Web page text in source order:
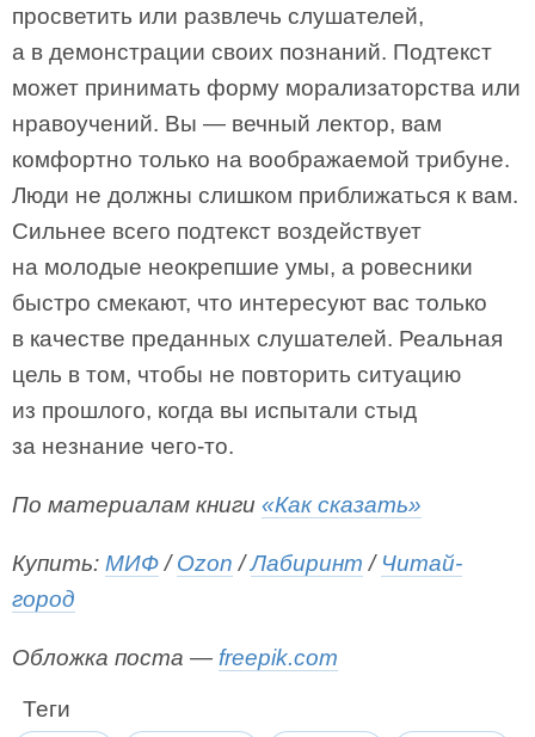
просветить или развлечь слушателей,
а в демонстрации своих познаний. Подтекст
может принимать форму морализаторства или
нравоучений. Вы — вечный лектор, вам
комфортно только на воображаемой трибуне.
Люди не должны слишком приближаться к вам.
Сильнее всего подтекст воздействует
на молодые неокрепшие умы, а ровесники
быстро смекают, что интересуют вас только
в качестве преданных слушателей. Реальная
цель в том, чтобы не повторить ситуацию
из прошлого, когда вы испытали стыд
за незнание чего-то.
По материалам книги «Как сказать»
Купить: МИФ/Ozon /Лабиринт / Читай-
город
Обложка поста — freepik.com
Теги